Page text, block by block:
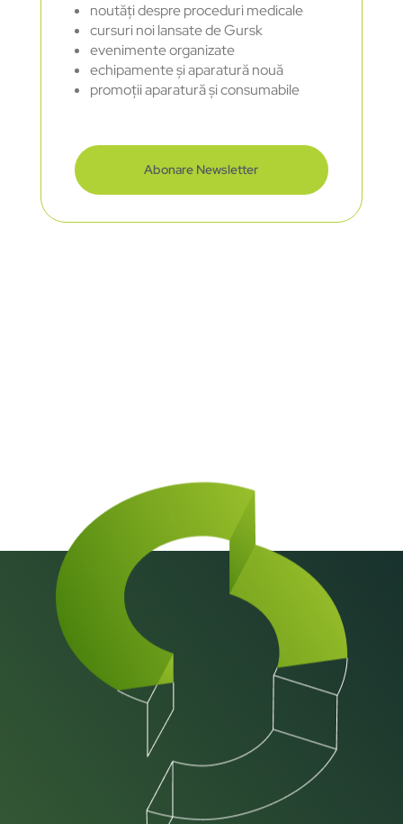
noutăți despre proceduri medicale
cursuri noi lansate de Gursk
evenimente organizate
echipamente și aparatură nouă
promoții aparatură și consumabile
Abonare Newsletter